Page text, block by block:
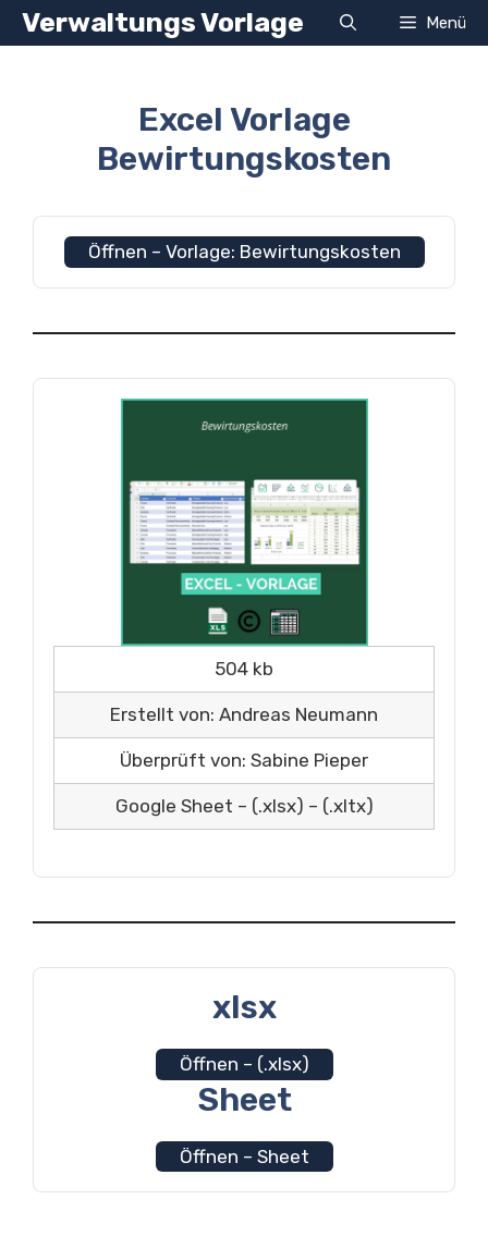
ZumVerwaltungs Vorlage Menü
Excel Vorlage
Bewirtungskosten
Öffnen – Vorlage: Bewirtungskosten
504 kb
Erstellt von: Andreas Neumann
Überprüft von: Sabine Pieper
Google Sheet – (.xlsx) – (.xltx)
xlsx
Öffnen – (.xlsx)
Sheet
Öffnen – Sheet